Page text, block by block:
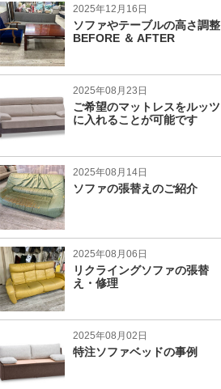
2025年12月16日
ソファやテーブルの高さ調整
BEFORE ＆ AFTER
2025年08月23日
ご希望のマットレスをルッツ
に入れることが可能です
2025年08月14日
ソファの張替えのご紹介
2025年08月06日
リクライングソファの張替
え・修理
2025年08月02日
特注ソファベッドの事例